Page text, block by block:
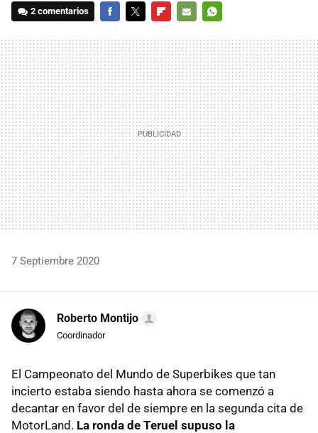
2 comentarios
MAIL
7 Septiembre 2020
Roberto Montijo
Coordinador
El Campeonato del Mundo de Superbikes que tan
incierto estaba siendo hasta ahora se comenzó a
decantar en favor del de siempre en la segunda cita de
MotorLand. La ronda de Teruel supuso la